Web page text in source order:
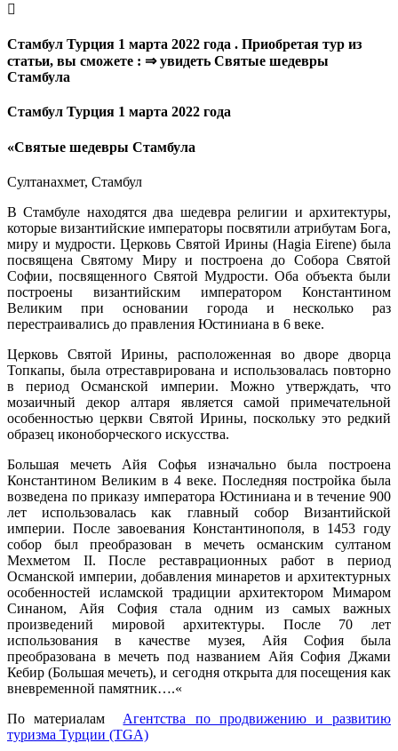
Стамбул Турция 1 марта 2022 года . Приобретая тур из
статьи, вы сможете : ⇒ увидеть Святые шедевры
Стамбула
Стамбул Турция 1 марта 2022 года
«Святые шедевры Стамбула
Султанахмет, Стамбул
В Стамбуле находятся два шедевра религии и архитектуры,
которые византийские императоры посвятили атрибутам Бога,
миру и мудрости. Церковь Святой Ирины (Hagia Eirene) была
посвящена Святому Миру и построена до Собора Святой
Софии, посвященного Святой Мудрости. Оба объекта были
построены византийским императором Константином
Великим при основании города и несколько раз
перестраивались до правления Юстиниана в 6 веке.
Церковь Святой Ирины, расположенная во дворе дворца
Топкапы, была отреставрирована и использовалась повторно
в период Османской империи. Можно утверждать, что
мозаичный декор алтаря является самой примечательной
особенностью церкви Святой Ирины, поскольку это редкий
образец иконоборческого искусства.
Большая мечеть Айя Софья изначально была построена
Константином Великим в 4 веке. Последняя постройка была
возведена по приказу императора Юстиниана и в течение 900
лет использовалась как главный собор Византийской
империи. После завоевания Константинополя, в 1453 году
собор был преобразован в мечеть османским султаном
Мехметом II. После реставрационных работ в период
Османской империи, добавления минаретов и архитектурных
особенностей исламской традиции архитектором Мимаром
Синаном, Айя София стала одним из самых важных
произведений мировой архитектуры. После 70 лет
использования в качестве музея, Айя София была
преобразована в мечеть под названием Айя София Джами
Кебир (Большая мечеть), и сегодня открыта для посещения как
вневременной памятник….«
По материалам Агентства по продвижению и развитию
туризма Турции (TGA)